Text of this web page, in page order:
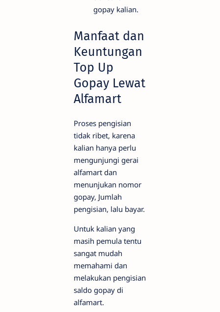
gopay kalian.
Manfaat dan
Keuntungan
Top Up
Gopay Lewat
Alfamart
Proses pengisian
tidak ribet, karena
kalian hanya perlu
mengunjungi gerai
alfamart dan
menunjukan nomor
gopay, Jumlah
pengisian, lalu bayar.
Untuk kalian yang
masih pemula tentu
sangat mudah
memahami dan
melakukan pengisian
saldo gopay di
alfamart.